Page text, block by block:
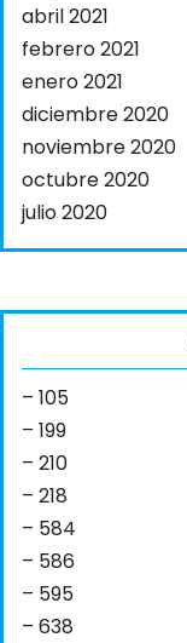
abril 2021
febrero 2021
enero 2021
diciembre 2020
noviembre 2020
octubre 2020
julio 2020
– 105
– 199
– 210
– 218
– 584
– 586
– 595
– 638